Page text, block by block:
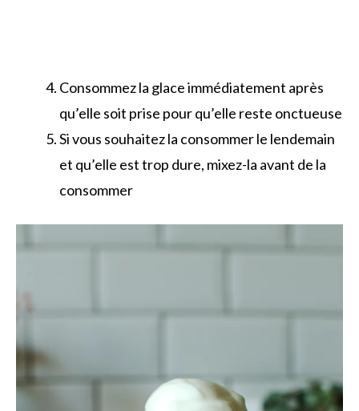
Consommez la glace immédiatement après
qu’elle soit prise pour qu’elle reste onctueuse
Si vous souhaitez la consommer le lendemain
et qu’elle est trop dure, mixez-la avant de la
consommer